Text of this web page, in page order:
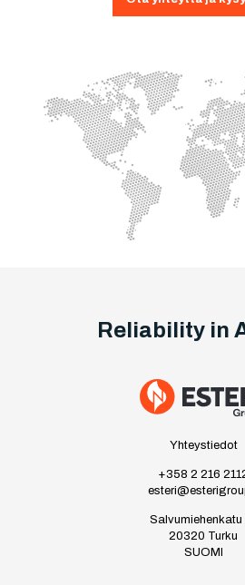
Reliability in
Yhteystiedot
+358 2 216
Salvumiehenkatu
20320 Turku
SUOMI